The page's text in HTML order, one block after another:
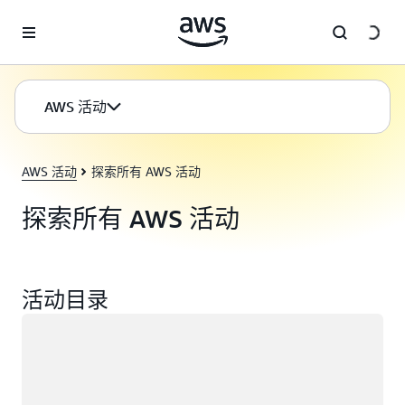
AWS 活动
AWS 活动 探索所有 AWS 活动
探索所有 AWS 活动
活动目录